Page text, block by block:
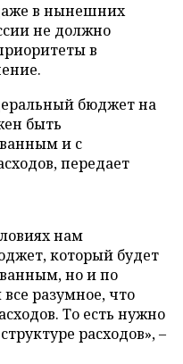
в нынешних
не должно
в
бюджет на
быть
и с
передает
нам
который будет
но и по
разумное, что
То есть нужно
расходов», –